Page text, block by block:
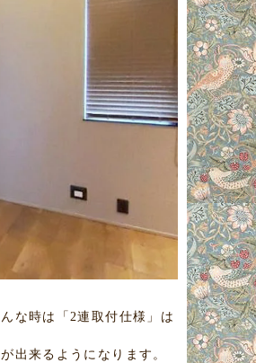
な時は「2連取付仕様」は
出来るようになります。